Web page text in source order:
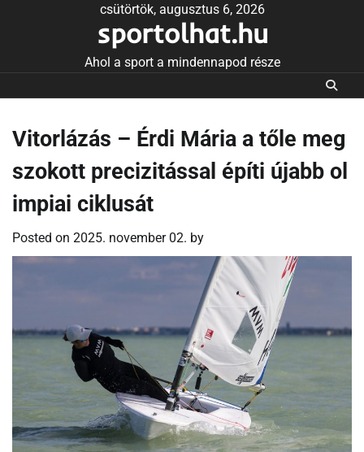
csütörtök, augusztus 6, 2026
sportolhat.hu
Ahol a sport a mindennapod része
Vitorlázás – Érdi Mária a tőle meg
szokott precizitással építi újabb ol
impiai ciklusát
Posted on 2025. november 02. by